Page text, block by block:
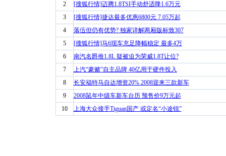
2
[搜狐行情]迈腾1.8TSI手动舒适降1.6万元
3
[搜狐行情]捷达最多优惠6800元 7.05万起
4
落伍但仍有优势? 独家详解两厢版标致307
5
[搜狐行情]马6现车充足降幅稳定 最多4万
6
南汽名爵推1.8L 疑被迫为荣威1.8T让位?
7
上汽“豪赌”自主品牌 40亿用于硬件投入
8
长安福特马自达增资20% 2008迎来三款新车
9
2008鼠年中级车新车台历 预售价9万元起
10
上海大众接手Tiguan国产 或定名“小途锐”